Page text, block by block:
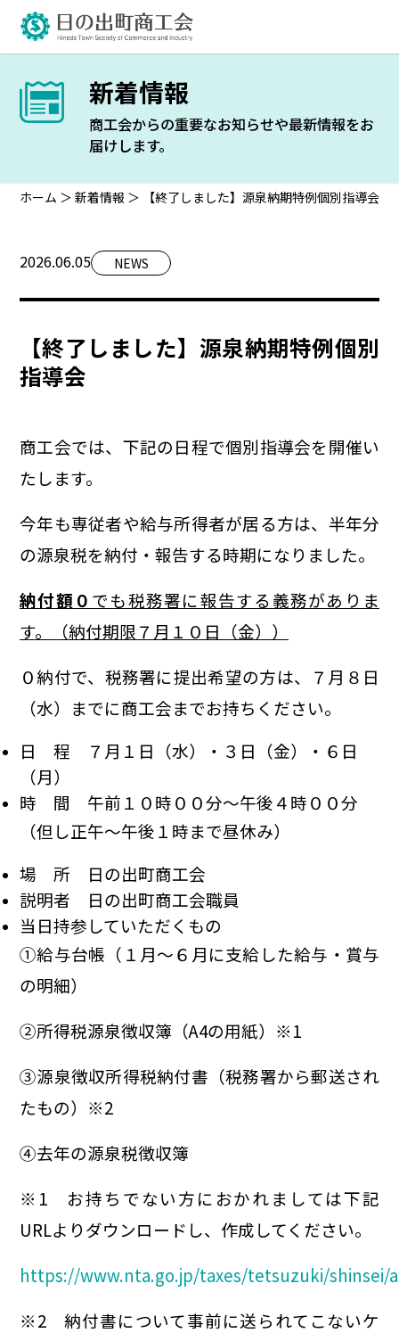
新着情報
商工会からの重要なお知らせや最新情報をお
届けします。
ホーム ＞ 新着情報 ＞ 【終了しました】源泉納期特例個別指導会
2026.06.05 NEWS
【終了しました】源泉納期特例個別
指導会
商工会では、下記の日程で個別指導会を開催い
たします。
今年も専従者や給与所得者が居る方は、半年分
の源泉税を納付・報告する時期になりました。
納付額０ でも税務署に報告する義務がありま
す。（納付期限７月１０日（金））
０納付で、税務署に提出希望の方は、７月８日
（水）までに商工会までお持ちください。
日 程 ７月１日（水）・３日（金）・６日
（月）
時 間 午前１０時００分～午後４時００分
（但し正午～午後１時まで昼休み）
場 所 日の出町商工会
説明者 日の出町商工会職員
当日持参していただくもの
➀給与台帳（１月～６月に支給した給与・賞与
の明細）
②所得税源泉徴収簿（A4の用紙）※1
③源泉徴収所得税納付書（税務署から郵送され
たもの）※2
④去年の源泉税徴収簿
※1 お持ちでない方におかれましては下記
URLよりダウンロードし、作成してください。
https://www.nta.go.jp/taxes/tetsuzuki/
※2 納付書について事前に送られてこないケ